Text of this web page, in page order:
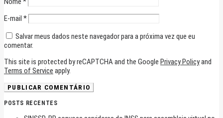
E-mail *
Salvar meus dados neste navegador para a próxima vez que eu
comentar.
This site is protected by reCAPTCHA and the Google Privacy Policyand
Terms of Service apply.
POSTS RECENTES